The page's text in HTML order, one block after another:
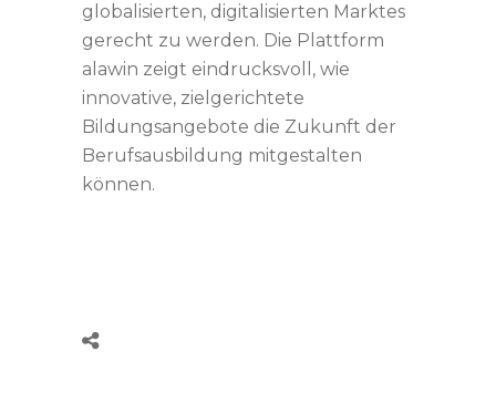
globalisierten, digitalisierten Marktes
gerecht zu werden. Die Plattform
alawin zeigt eindrucksvoll, wie
innovative, zielgerichtete
Bildungsangebote die Zukunft der
Berufsausbildung mitgestalten
können.